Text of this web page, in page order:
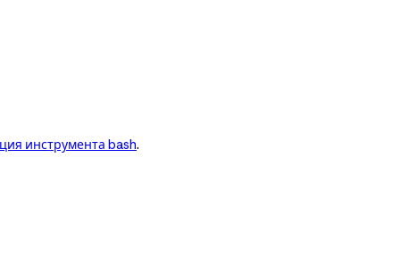
инструмента bash.